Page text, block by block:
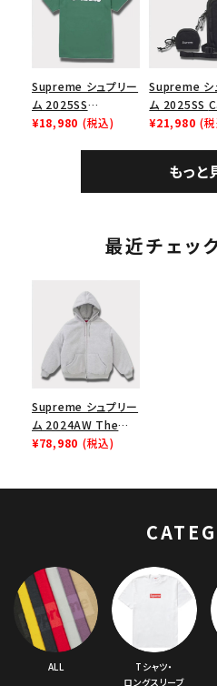
ューズ ホワイト
スロゴTシャ
Supreme シュプリー
ム 2025SS
Homerun Tee ホー
¥18,980 (税込)
Supreme シ
ム 2025SS Camera
Bag + Mini
¥21,980 (
もっと
最近チェッ
Supreme シュプリー
ム 2024AW The
North Face Down
¥78,980 (税込)
ALL
Tシャツ・
ロングスリーブ